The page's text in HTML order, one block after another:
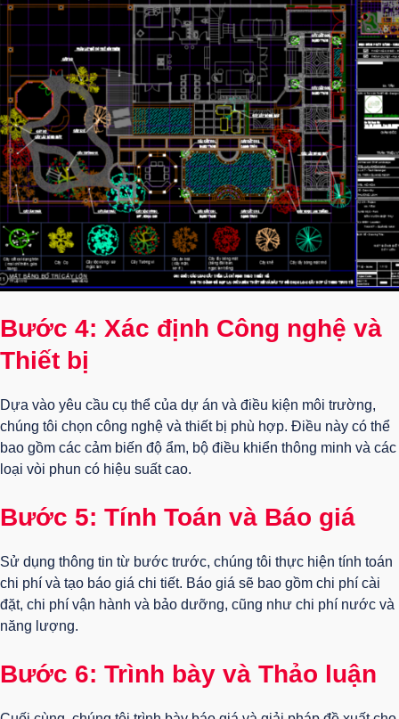
Bước 4: Xác định Công nghệ và
Thiết bị
Dựa vào yêu cầu cụ thể của dự án và điều kiện môi trường,
chúng tôi chọn công nghệ và thiết bị phù hợp. Điều này có thể
bao gồm các cảm biến độ ẩm, bộ điều khiển thông minh và các
loại vòi phun có hiệu suất cao.
Bước 5: Tính Toán và Báo giá
Sử dụng thông tin từ bước trước, chúng tôi thực hiện tính toán
chi phí và tạo báo giá chi tiết. Báo giá sẽ bao gồm chi phí cài
đặt, chi phí vận hành và bảo dưỡng, cũng như chi phí nước và
năng lượng.
Bước 6: Trình bày và Thảo luận